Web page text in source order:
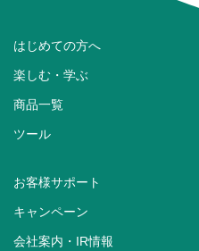
はじめての方へ
楽しむ・学ぶ
商品一覧
ツール
お客様サポート
キャンペーン
会社案内・IR情報